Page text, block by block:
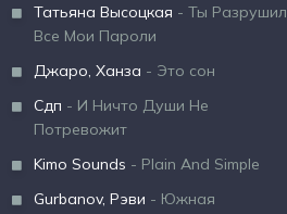
Татьяна Высоцкая - Ты Разрушил
Все Мои Пароли
Джаро, Ханза - Это сон
Сдп - И Ничто Души Не
Потревожит
Kimo Sounds - Plain And Simple
Gurbanov, Рэви - Южная